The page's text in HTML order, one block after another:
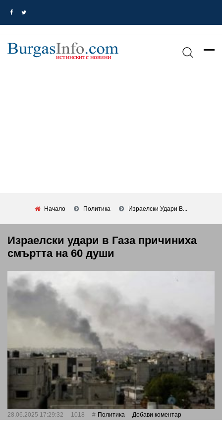
Начало Политика Израелски Удари В...
Израелски удари в Газа причиниха
смъртта на 60 души
28.06.2025 17:29:32 1018 Политика Добави коментар